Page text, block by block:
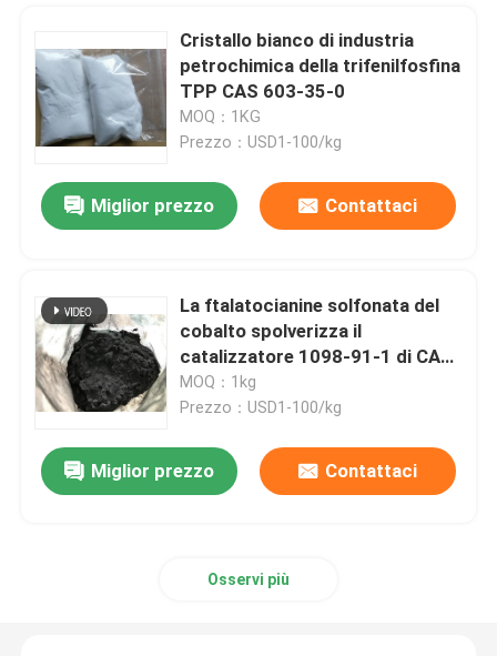
Cristallo bianco di industria
petrochimica della trifenilfosfina
TPP CAS 603-35-0
MOQ：1KG
Prezzo：USD1-100/kg
Miglior prezzo Contattaci
La ftalatocianine solfonata del
cobalto spolverizza il
catalizzatore 1098-91-1 di CAS
Merox
MOQ：1kg
Prezzo：USD1-100/kg
Miglior prezzo Contattaci
Osservi più